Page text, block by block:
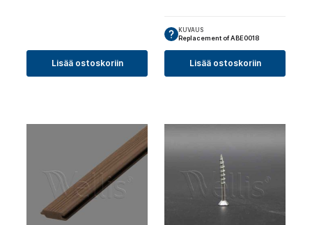
Lisää ostoskoriin
KUVAUS
Replacement of ABE0018
Lisää ostoskoriin